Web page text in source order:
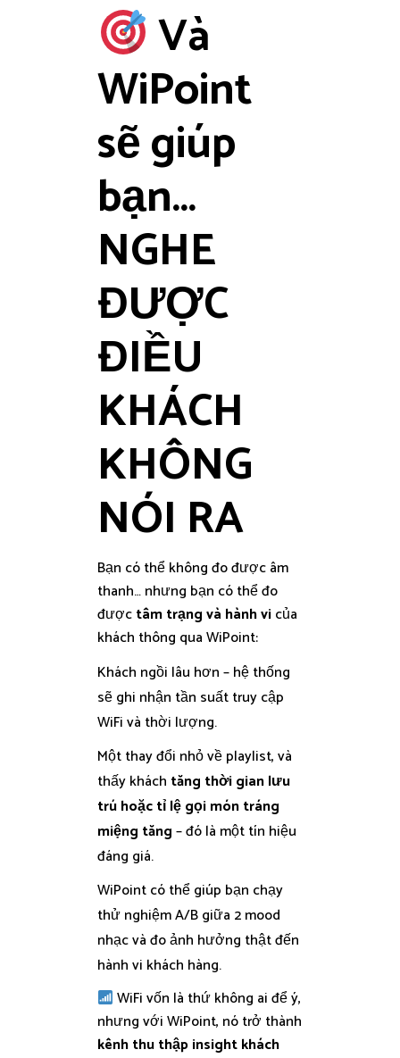
Và
WiPoint
sẽ giúp
bạn…
NGHE
ĐƯỢC
ĐIỀU
KHÁCH
KHÔNG
NÓI RA
Bạn có thể không đo được âm
thanh… nhưng bạn có thể đo
đượctâm trạng và hành vicủa
khách thông qua WiPoint:
Khách ngồi lâu hơn – hệ thống
sẽ ghi nhận tần suất truy cập
WiFi và thời lượng.
Một thay đổi nhỏ về playlist, và
thấy khách tăng thời gian lưu
trú hoặc tỉ lệ gọi món tráng
miệng tăng– đó là một tín hiệu
đáng giá.
WiPoint có thể giúp bạn chạy
thử nghiệm A/B giữa 2 mood
nhạc và đo ảnh hưởng thật đến
hành vi khách hàng.
WiFi vốn là thứ không ai để ý,
nhưng với WiPoint, nó trở thành
kênh thu thập insight khách